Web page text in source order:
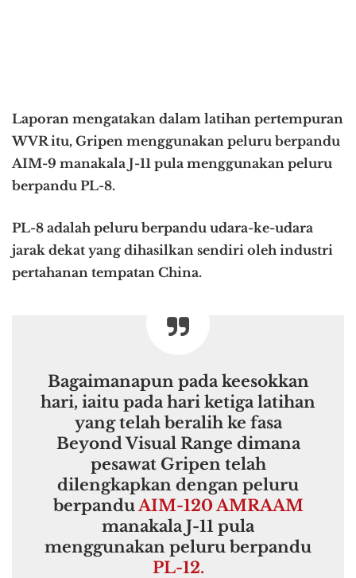
Laporan mengatakan dalam latihan pertempuran
WVR itu, Gripen menggunakan peluru berpandu
AIM-9 manakala J-11 pula menggunakan peluru
berpandu PL-8.
PL-8 adalah peluru berpandu udara-ke-udara
jarak dekat yang dihasilkan sendiri oleh industri
pertahanan tempatan China.
Bagaimanapun pada keesokkan
hari, iaitu pada hari ketiga latihan
yang telah beralih ke fasa
Beyond Visual Range dimana
pesawat Gripen telah
dilengkapkan dengan peluru
berpandu AIM-120 AMRAAM
manakala J-11 pula
menggunakan peluru berpandu
PL-12.